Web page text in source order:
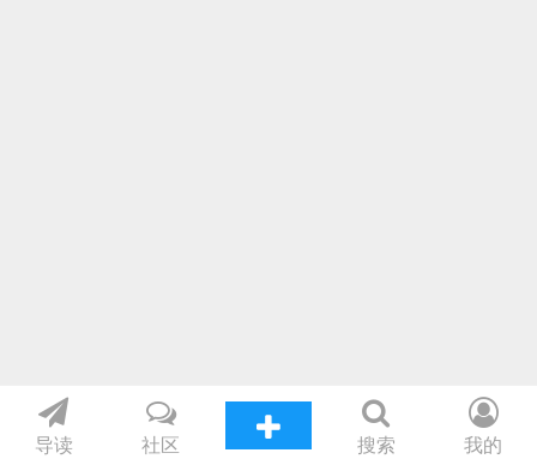
导读 社区 搜索 我的